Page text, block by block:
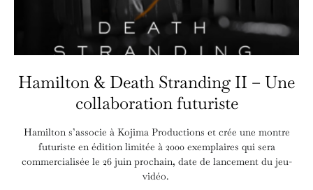
Hamilton & Death Stranding II – Une
collaboration futuriste
Hamilton s’associe à Kojima Productions et crée une montre
futuriste en édition limitée à 2000 exemplaires qui sera
commercialisée le 26 juin prochain, date de lancement du jeu-
vidéo.